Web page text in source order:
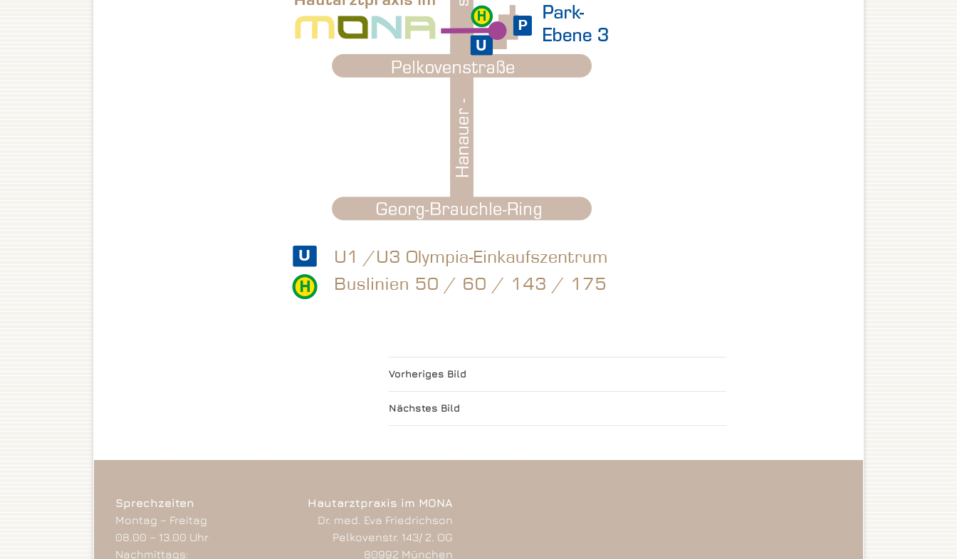
Vorheriges Bild
Nächstes Bild
Sprechzeiten
Montag – Freitag
08.00 – 13.00 Uhr
Nachmittags:
Hautarztpraxis im MONA
Dr. med. Eva Friedrichson
Pelkovenstr. 143/ 2. OG
80992 München